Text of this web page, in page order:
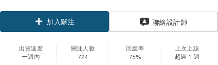
加入關注 聯絡設計師
出貨速度
一週內
關注人數
724
回應率
75%
上次上線
超過 1 週